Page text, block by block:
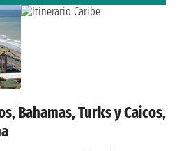
Bahamas, Turks y Caicos,